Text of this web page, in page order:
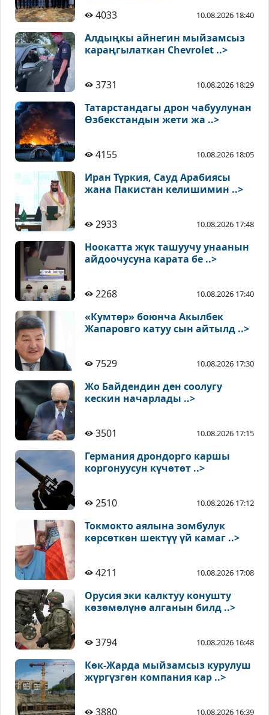
4033
10.08.2026 18:40
Алдыңкы айнегин мыйзамсыз
караңгылаткан Chevrolet ..>
3731 10.08.2026 18:29
Татарстандагы дрон чабуулунан
Өзбекстандын жети жа ..>
4155 10.08.2026 18:05
Иран Түркия, Сауд Арабиясы
жана Пакистан келишимин ..>
2933 10.08.2026 17:48
Ноокатта жүк ташуучу унаанын
айдоочусуна карата бе ..>
2268 10.08.2026 17:40
«Кумтөр» боюнча Акылбек
Жапаровго катуу сын айтылд ..>
7529 10.08.2026 17:30
Жо Байдендин ден соолугу
кескин начарлады ..>
3501 10.08.2026 17:15
Германия дрондорго каршы
коргонуусун күчөтөт ..>
2510 10.08.2026 17:12
Токмокто аялына зомбулук
көрсөткөн шектүү үй камаг ..>
4211 10.08.2026 17:08
Орусия эки калктуу конушту
көзөмөлүнө алганын билд ..>
3794 10.08.2026 16:48
Көк-Жарда мыйзамсыз курулуш
жүргүзгөн компания кар ..>
3880 10.08.2026 16:39